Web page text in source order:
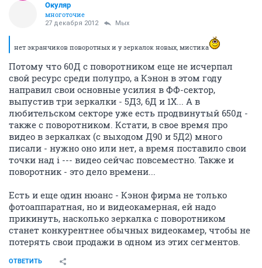
Окуляр
многоточие
27 декабря 2012 Мых
нет экранчиков поворотных и у зеркалок новых, мистика
Потому что 60Д с поворотником еще не исчерпал
свой ресурс среди полупро, а Кэнон в этом году
направил свои основные усилия в ФФ-сектор,
выпустив три зеркалки - 5Д3, 6Д и 1Х... А в
любительском секторе уже есть продвинутый 650д -
также с поворотником. Кстати, в свое время про
видео в зеркалках (с выходом Д90 и 5Д2) много
писали - нужно оно или нет, а время поставило свои
точки над i --- видео сейчас повсеместно. Также и
поворотник - это дело времени...
Есть и еще один нюанс - Кэнон фирма не только
фотоаппаратная, но и видеокамерная, ей надо
прикинуть, насколько зеркалка с поворотником
станет конкурентнее обычных видеокамер, чтобы не
потерять свои продажи в одном из этих сегментов.
ОТВЕТИТЬ